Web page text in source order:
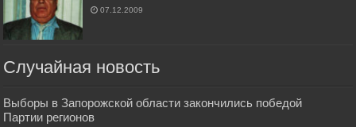
07.12.2009
Случайная новость
Выборы в Запорожской области закончились победой
Партии регионов